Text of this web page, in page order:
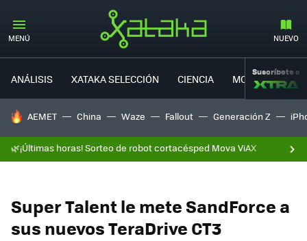
MENÚ NUEVO
ANÁLISIS XATAKA SELECCIÓN CIENCIA MOVILIDAD
Suscríbete a
HOY SE HABLA DE
AEMET China Waze Fallout Generación Z
🌿¡Últimas horas! Sorteo de robot cortacésped Mova ViAX
Super Talent le mete SandForce a
sus nuevos TeraDrive CT3